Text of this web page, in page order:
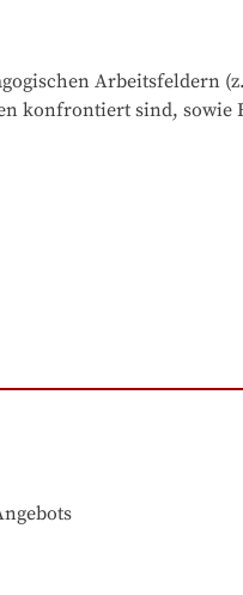
Arbeitsfeldern
konfrontiert sind,